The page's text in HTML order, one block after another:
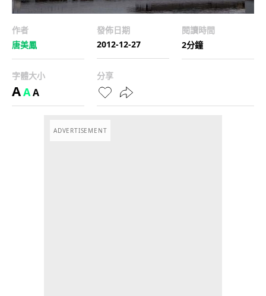
作者
唐美鳳
發佈日期
2012-12-27
閱讀時間
2分鐘
字體大小
AAA
分享
ADVERTISEMENT